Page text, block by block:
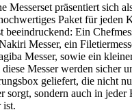
Messerset präsentiert sich
Paket für jeden
beeindruckend: Ein
Messer, ein
Messer, sowie ein
Messer werden sicher
geliefert, die nicht
sorgt, sondern auch in jeder
ist.